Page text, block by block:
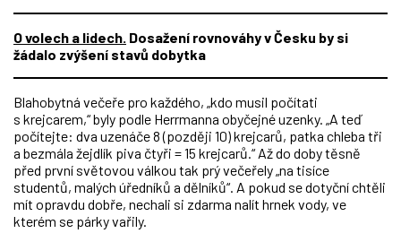
O volech a lidech. Dosažení rovnováhy v Česku by si
žádalo zvýšení stavů dobytka
Blahobytná večeře pro každého, „kdo musil počítati
s krejcarem,“ byly podle Herrmanna obyčejné uzenky. „A teď
počítejte: dva uzenáče 8 (později 10) krejcarů, patka chleba tři
a bezmála žejdlík piva čtyři = 15 krejcarů.“ Až do doby těsně
před první světovou válkou tak prý večeřely „na tisíce
studentů, malých úředníků a dělníků“. A pokud se dotyční chtěli
mít opravdu dobře, nechali si zdarma nalít hrnek vody, ve
kterém se párky vařily.